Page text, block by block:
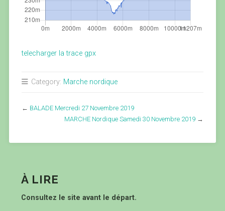
telecharger la trace gpx
Category: Marche nordique
← BALADE Mercredi 27 Novembre 2019
MARCHE Nordique Samedi 30 Novembre 2019 →
À LIRE
Consultez le site avant le départ.